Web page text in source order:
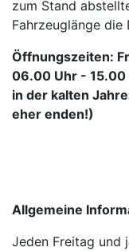
zum Stand
Fahrzeuglänge die
Öffnungszeiten:
06.00 Uhr - 15.00
in der kalten
eher enden!)
Allgemeine
Jeden Freitag und